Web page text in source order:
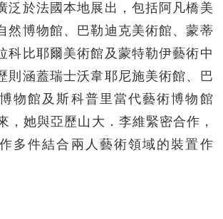
泛於法國本地展出，包括阿凡橋美
然博物館、巴勒迪克美術館、蒙蒂
科比耶爾美術館及蒙特勒伊藝術中
則涵蓋瑞士沃韋耶尼施美術館、巴
物館及斯科普里當代藝術博物館
，她與亞歷山大．李維緊密合作，
多件結合兩人藝術領域的裝置作